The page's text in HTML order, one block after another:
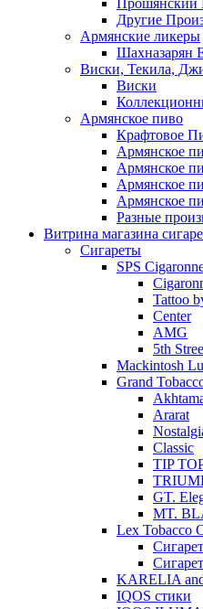
Прошянский
Другие
Армянские ликеры
Шахназарян
Виски, Текила,
Виски
Армянское пиво
Крафтовое
Армянское
Армянское
Армянское
Армянское
Разные
Витрина магазина
Cигареты
SPS
Tattoo
Center
AMG
5th
Mackintosh
Grand
Ararat
Classic
TIP
GT.
MT.
Lex Tobacco
KARELIA
IQOS стики